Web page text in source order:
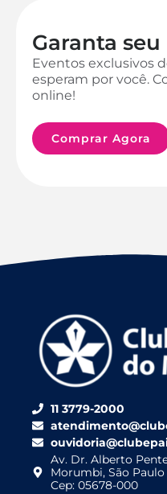
Garanta
Eventos exclusivos
esperam por você.
online!
Comprar Agora
11 3779-2000
Av. Dr. Alberto
Morumbi, São Paulo
Cep: 05678-000